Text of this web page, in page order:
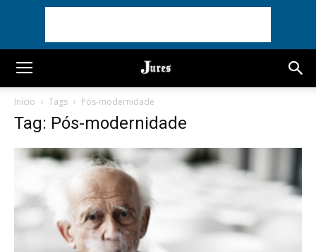
Início Tags Pós-modernidade
Tag: Pós-modernidade